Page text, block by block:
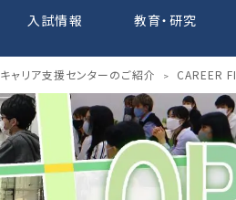
入試情報 教育・研究
キャリア支援センターのご紹介 > CAREER